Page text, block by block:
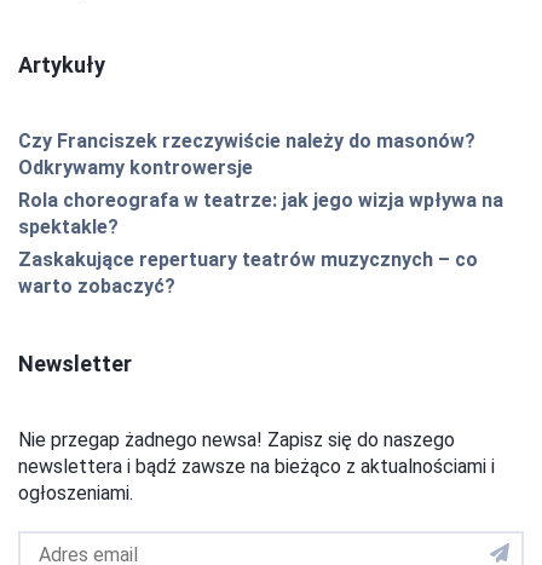
Artykuły
Czy Franciszek rzeczywiście należy do masonów?
Odkrywamy kontrowersje
Rola choreografa w teatrze: jak jego wizja wpływa na
spektakle?
Zaskakujące repertuary teatrów muzycznych – co
warto zobaczyć?
Newsletter
Nie przegap żadnego newsa! Zapisz się do naszego
newslettera i bądź zawsze na bieżąco z aktualnościami i
ogłoszeniami.
Adres